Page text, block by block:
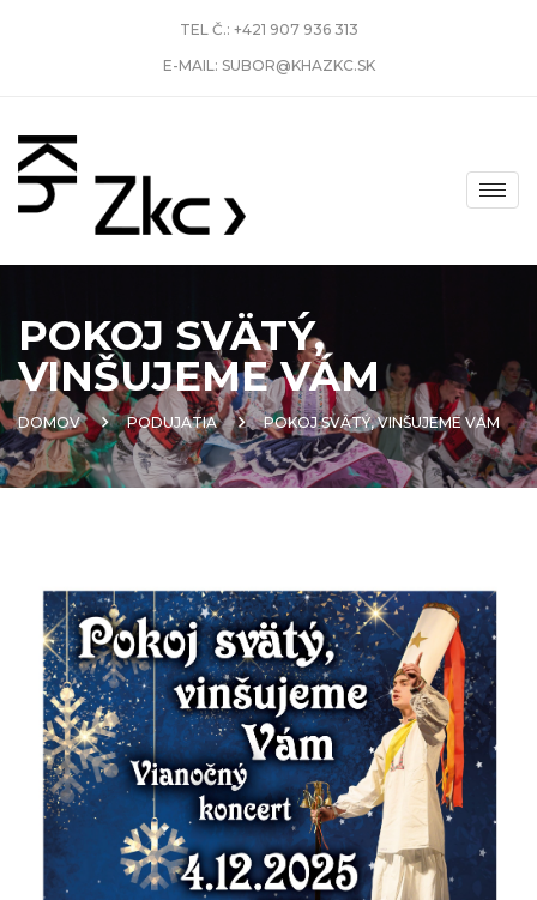
TEL Č.: +421 907 936 313
E-MAIL: SUBOR@KHAZKC.SK
POKOJ SVÄTÝ,
VINŠUJEME VÁM
DOMOV PODUJATIA POKOJ SVÄTÝ, VINŠUJEME VÁM